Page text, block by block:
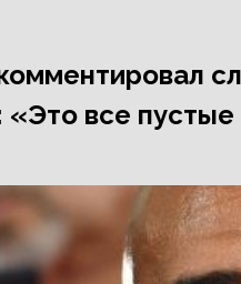
все пустые